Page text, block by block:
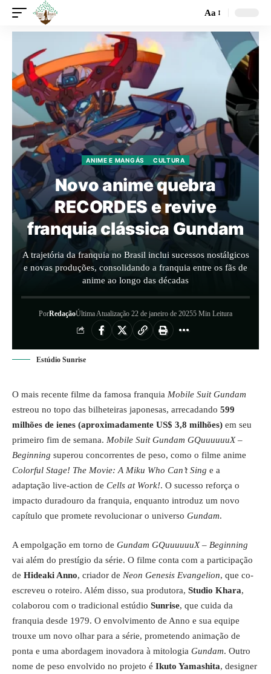
Aa
ANIME E MANGÁS CULTURA
Novo anime quebra
RECORDES e revive
franquia clássica Gundam
A trajetória da franquia no Brasil inclui sucessos nostálgicos
e novas produções, consolidando a franquia entre os fãs de
anime ao longo das décadas
PorRedaçãoÚltima Atualização 22 de janeiro de 20255 Min Leitura
Estúdio Sunrise
O mais recente filme da famosa franquia Mobile Suit Gundam
estreou no topo das bilheteiras japonesas, arrecadando 599
milhões de ienes (aproximadamente US$ 3,8 milhões) em seu
primeiro fim de semana. Mobile Suit Gundam GQuuuuuuX –
Beginning superou concorrentes de peso, como o filme anime
Colorful Stage! The Movie: A Miku Who Can’t Sing e a
adaptação live-action de Cells at Work!. O sucesso reforça o
impacto duradouro da franquia, enquanto introduz um novo
capítulo que promete revolucionar o universo Gundam.
A empolgação em torno de Gundam GQuuuuuuX – Beginning
vai além do prestígio da série. O filme conta com a participação
de Hideaki Anno, criador de Neon Genesis Evangelion, que co-
escreveu o roteiro. Além disso, sua produtora, Studio Khara,
colaborou com o tradicional estúdio Sunrise, que cuida da
franquia desde 1979. O envolvimento de Anno e sua equipe
trouxe um novo olhar para a série, prometendo animação de
ponta e uma abordagem inovadora à mitologia Gundam. Outro
nome de peso envolvido no projeto é Ikuto Yamashita, designer